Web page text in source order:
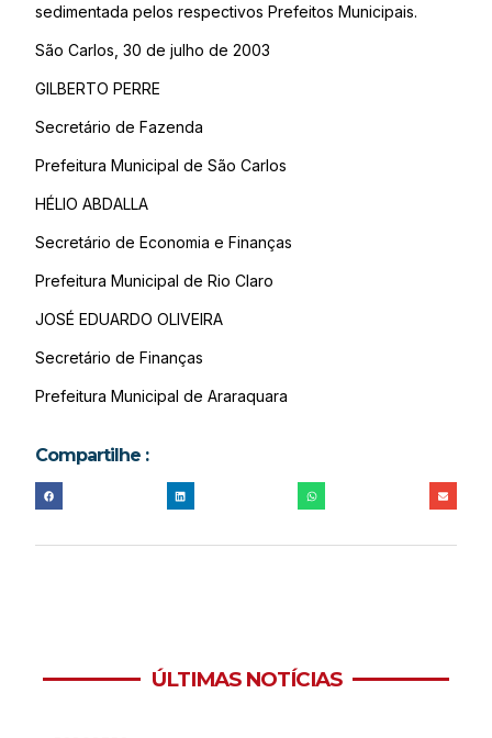
sedimentada pelos respectivos Prefeitos Municipais.
São Carlos, 30 de julho de 2003
GILBERTO PERRE
Secretário de Fazenda
Prefeitura Municipal de São Carlos
HÉLIO ABDALLA
Secretário de Economia e Finanças
Prefeitura Municipal de Rio Claro
JOSÉ EDUARDO OLIVEIRA
Secretário de Finanças
Prefeitura Municipal de Araraquara
Compartilhe :
ÚLTIMAS NOTÍCIAS